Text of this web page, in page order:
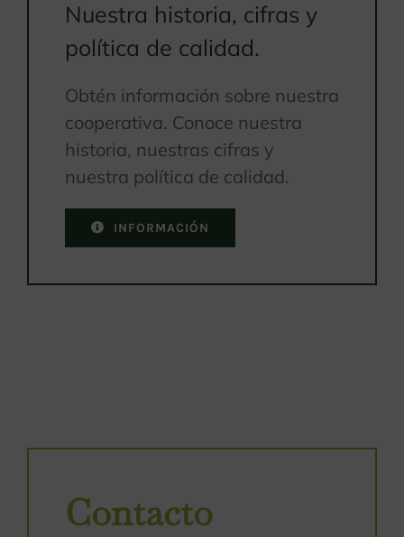
Nuestra historia, cifras y
política de calidad.
Obtén información sobre nuestra
cooperativa. Conoce nuestra
historia, nuestras cifras y
nuestra política de calidad.
INFORMACIÓN
Contacto